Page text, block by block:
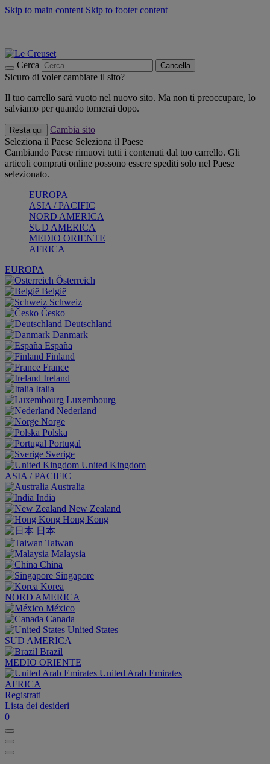
Skip to main content Skip to footer content
Cerca Cancella
Sicuro di voler cambiare il sito?
Il tuo carrello sarà vuoto nel nuovo sito. Ma non ti preoccupare, lo
salviamo per quando tornerai dopo.
Resta qui
Cambia sito
Seleziona il Paese Seleziona il Paese
Cambiando Paese rimuovi tutti i contenuti dal tuo carrello. Gli
articoli comprati online possono essere spediti solo nel Paese
selezionato.
EUROPA
ASIA / PACIFIC
NORD AMERICA
SUD AMERICA
MEDIO ORIENTE
AFRICA
EUROPA
Österreich
België
Schweiz
Česko
Deutschland
Danmark
España
Finland
France
Ireland
Italia
Luxembourg
Nederland
Norge
Polska
Portugal
Sverige
United Kingdom
ASIA / PACIFIC
Australia
India
New Zealand
Hong Kong
日本
Taiwan
Malaysia
China
Singapore
Korea
NORD AMERICA
México
Canada
United States
SUD AMERICA
Brazil
MEDIO ORIENTE
United Arab Emirates
AFRICA
Registrati
Lista dei desideri
0